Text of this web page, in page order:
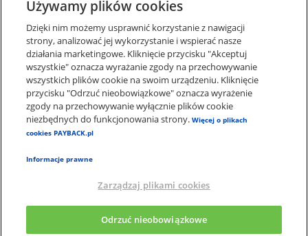
Ceny paliw
O firmie
Pomoc i kontakt
Pogotowie Punktowe -
punkty za zakupy online
Regulaminy i Ochrona
Danych
Polityka plików Cookies
×
Pobierz apkę, a punkty wymień na nagrody
Używamy plików cookies
Dzięki nim możemy usprawnić korzystanie z nawigacji
strony, analizować jej wykorzystanie i wspierać nasze
działania marketingowe. Kliknięcie przycisku "Akceptuj
wszystkie" oznacza wyrażanie zgody na przechowywanie
wszystkich plików cookie na swoim urządzeniu. Kliknięcie
przycisku "Odrzuć nieobowiązkowe" oznacza wyrażenie
zgody na przechowywanie wyłącznie plików cookie
niezbędnych do funkcjonowania strony.Więcej o plikach
cookies PAYBACK.pl
Informacje prawne
Zarządzaj plikami cookies
Odrzuć nieobowiązkowe